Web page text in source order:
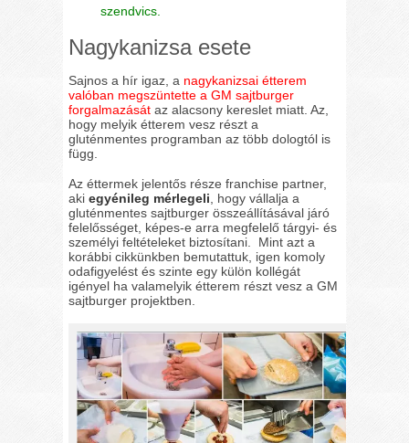
szendvics.
Nagykanizsa esete
Sajnos a hír igaz, a nagykanizsai étterem
valóban megszüntette a GM sajtburger
forgalmazását az alacsony kereslet miatt. Az,
hogy melyik étterem vesz részt a
gluténmentes programban az több dologtól is
függ.
Az éttermek jelentős része franchise partner,
akiegyénileg mérlegeli , hogy vállalja a
gluténmentes sajtburger összeállításával járó
felelősséget, képes-e arra megfelelő tárgyi- és
személyi feltételeket biztosítani. Mint azt a
korábbi cikkünkben bemutattuk, igen komoly
odafigyelést és szinte egy külön kollégát
igényel ha valamelyik étterem részt vesz a GM
sajtburger projektben.